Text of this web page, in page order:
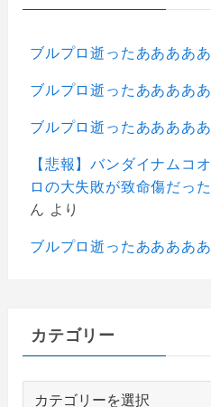
ブルプロ逝ったあああああ
ブルプロ逝ったあああああ
ブルプロ逝ったあああああ
【悲報】バンダイナムコ
ロの大失敗が致命傷だっ
ん より
ブルプロ逝ったあああああ
カテゴリー